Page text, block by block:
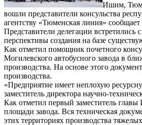
Ишим,
вошли представители консульства
агентству «Тюменская линия»
Представители делегации
перспективы создания на базе
Как отметил помощник почетного
Могилевского автобусного завода в
производства. На основе этого
производства.
«Предприятие имеет неплохую
заместитель директора научно-
Как отметил первый заместитель
площади завода. Вся техническая
этих территориях производства